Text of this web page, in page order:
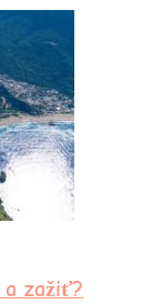
a zažiť?